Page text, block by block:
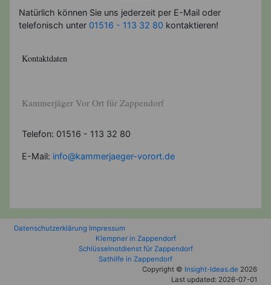
Natürlich können Sie uns jederzeit per E-Mail oder
telefonisch unter 01516 - 113 32 80 kontaktieren!
Kontaktdaten
Kammerjäger Vor Ort für Zappendorf
Telefon: 01516 - 113 32 80
E-Mail: info@kammerjaeger-vorort.de
Datenschutzerklärung Impressum
Klempner in Zappendorf
Schlüsselnotdienst für Zappendorf
Sathilfe in Zappendorf
Copyright © Insight-Ideas.de 2026
Last updated: 2026-07-01